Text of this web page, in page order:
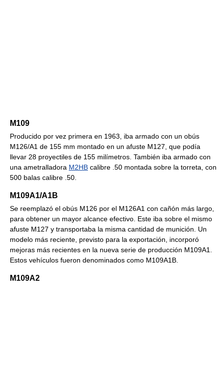
M109
Producido por vez primera en 1963, iba armado con un obús
M126/A1 de 155 mm montado en un afuste M127, que podía
llevar 28 proyectiles de 155 milímetros. También iba armado con
una ametralladora M2HB calibre .50 montada sobre la torreta, con
500 balas calibre .50.
M109A1/A1B
Se reemplazó el obús M126 por el M126A1 con cañón más largo,
para obtener un mayor alcance efectivo. Este iba sobre el mismo
afuste M127 y transportaba la misma cantidad de munición. Un
modelo más reciente, previsto para la exportación, incorporó
mejoras más recientes en la nueva serie de producción M109A1.
Estos vehículos fueron denominados como M109A1B.
M109A2